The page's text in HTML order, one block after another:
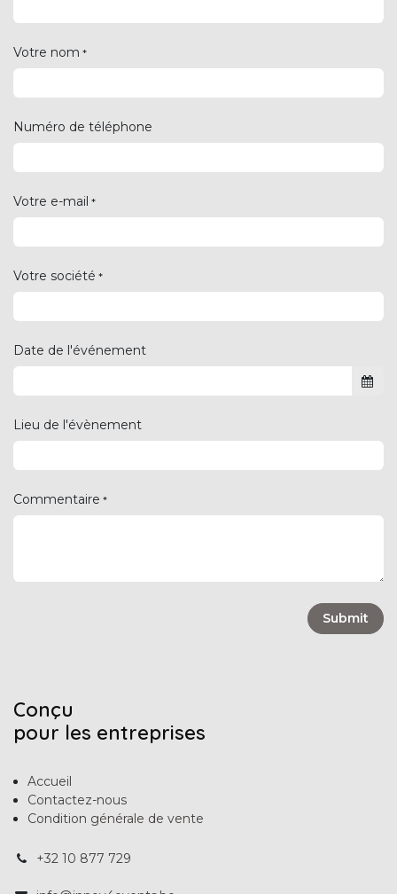
Votre nom *
Numéro de téléphone
Votre e-mail *
Votre société *
Date de l'événement
Lieu de l'évènement
Commentaire *
Submit
Conçu
pour les entreprises
Accueil
Contactez-nous
Condition générale de vente
+32 10 877 729